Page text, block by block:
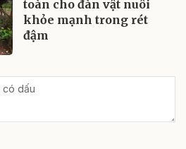
toàn cho đàn vật nuôi
khỏe mạnh trong rét
đậm